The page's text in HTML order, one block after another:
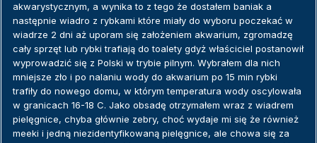
akwarystycznym, a wynika to z tego że dostałem baniak a
następnie wiadro z rybkami które miały do wyboru poczekać w
wiadrze 2 dni aż uporam się założeniem akwarium, zgromadzę
cały sprzęt lub rybki trafiają do toalety gdyż właściciel postanowił
wyprowadzić się z Polski w trybie pilnym. Wybrałem dla nich
mniejsze zło i po nalaniu wody do akwarium po 15 min rybki
trafiły do nowego domu, w którym temperatura wody oscylowała
w granicach 16-18 C. Jako obsadę otrzymałem wraz z wiadrem
pielęgnice, chyba głównie zebry, choć wydaje mi się że również
meeki i jedną niezidentyfikowaną pielęgnice, ale chowa się za